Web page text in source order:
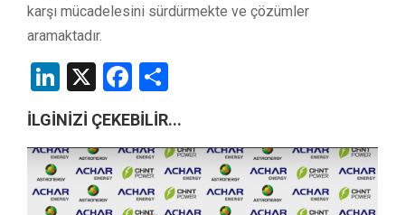
karşı mücadelesini sürdürmekte ve çözümler
aramaktadır.
LinkedIn
X Facebook
İLGİNİZİ ÇEKEBİLİR...